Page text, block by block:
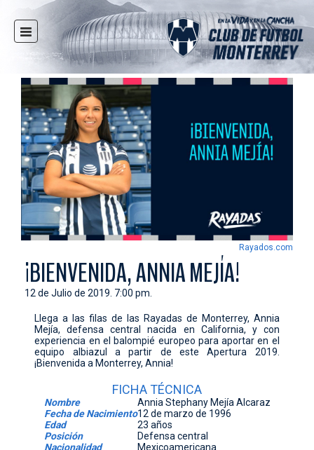
INICIO
NOTICIAS
CLUB
MULTIMEDIA
RAYADOS
RAYADAS
FUERZAS BÁSICAS
RESPONSABILIDAD SOCIAL
TAQUILLA
TIENDA
ESTADIO
PRENSA
CONTACTO
Rayados.com
¡BIENVENIDA, ANNIA MEJÍA!
12 de Julio de 2019. 7:00 pm.
Llega a las filas de las Rayadas de Monterrey, Annia
Mejía, defensa central nacida en California, y con
experiencia en el balompié europeo para aportar en el
equipo albiazul a partir de este Apertura 2019.
¡Bienvenida a Monterrey, Annia!
FICHA TÉCNICA
Nombre
Annia Stephany Mejía Alcaraz
Fecha de Nacimiento12 de marzo de 1996
Edad
23 años
Posición
Defensa central
Nacionalidad
Mexicoamericana